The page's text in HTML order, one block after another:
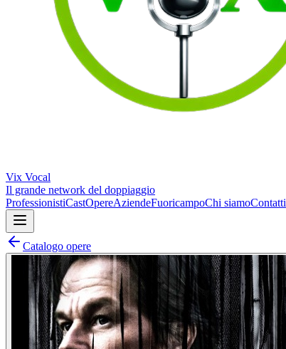
Vix Vocal
Il grande network del doppiaggio
ProfessionistiCastOpereAziendeFuoricampoChi siamoContatti
Catalogo opere